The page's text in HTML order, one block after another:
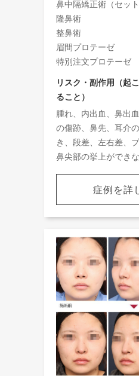
鼻中隔矯正術（セット
隆鼻術
整鼻術
眉間プロテーゼ
特別注文プロテーゼ
リスク・副作用（起
ること）
腫れ、内出血、鼻出
の傷跡、鼻先、耳介
き、段差、左右差、
鼻尖部の挙上ができ
症例を詳